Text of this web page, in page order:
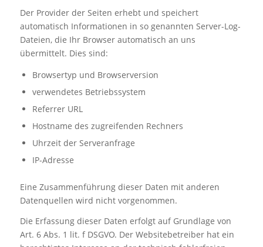
Der Provider der Seiten erhebt und speichert
automatisch Informationen in so genannten Server-Log-
Dateien, die Ihr Browser automatisch an uns
übermittelt. Dies sind:
Browsertyp und Browserversion
verwendetes Betriebssystem
Referrer URL
Hostname des zugreifenden Rechners
Uhrzeit der Serveranfrage
IP-Adresse
Eine Zusammenführung dieser Daten mit anderen
Datenquellen wird nicht vorgenommen.
Die Erfassung dieser Daten erfolgt auf Grundlage von
Art. 6 Abs. 1 lit. f DSGVO. Der Websitebetreiber hat ein